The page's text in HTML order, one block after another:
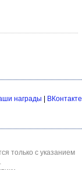
награды
ВКонтакте
только с указанием